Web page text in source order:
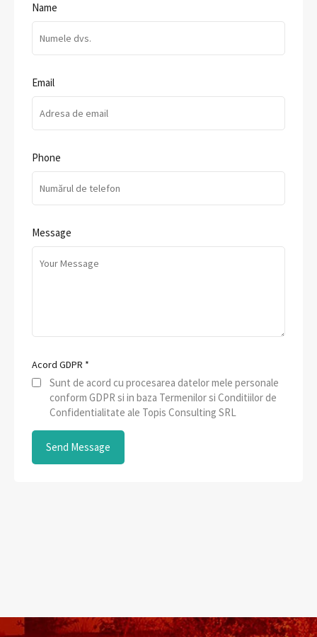
Name
Email
Phone
Message
Acord GDPR *
Sunt de acord cu procesarea datelor mele personale
conform GDPR si in baza Termenilor si Conditiilor de
Confidentialitate ale Topis Consulting SRL